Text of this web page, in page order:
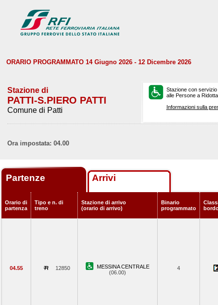
ORARIO PROGRAMMATO 14 Giugno 2026 - 12 Dicembre 2026
Stazione di
PATTI-S.PIERO PATTI
Comune di Patti
Stazione con
alle Persone a
Informazioni sulla
Ora impostata: 04.00
Partenze Arrivi
Orario di
partenza
Tipo e n. di
treno
Stazione di arrivo
(orario di arrivo)
Binario
programmato
04.55 12850
MESSINA CENTRALE
(06.00)
4